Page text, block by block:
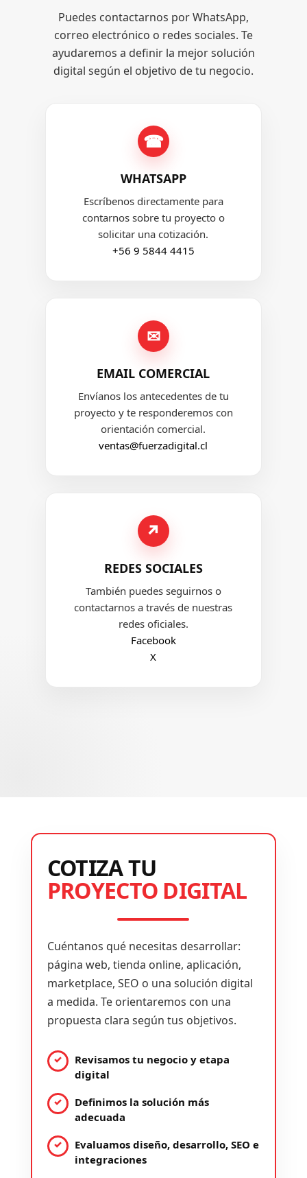
Puedes contactarnos por WhatsApp,
correo electrónico o redes sociales. Te
ayudaremos a definir la mejor solución
digital según el objetivo de tu negocio.
☎
WHATSAPP
Escríbenos directamente para
contarnos sobre tu proyecto o
solicitar una cotización.
+56 9 5844 4415
✉
EMAIL COMERCIAL
Envíanos los antecedentes de tu
proyecto y te responderemos con
orientación comercial.
ventas@fuerzadigital.cl
↗
REDES SOCIALES
También puedes seguirnos o
contactarnos a través de nuestras
redes oficiales.
Facebook
X
COTIZA TU
PROYECTO DIGITAL
Cuéntanos qué necesitas desarrollar:
página web, tienda online, aplicación,
marketplace, SEO o una solución digital
a medida. Te orientaremos con una
propuesta clara según tus objetivos.
Revisamos tu negocio y etapa
digital
Definimos la solución más
adecuada
Evaluamos diseño, desarrollo, SEO e
integraciones